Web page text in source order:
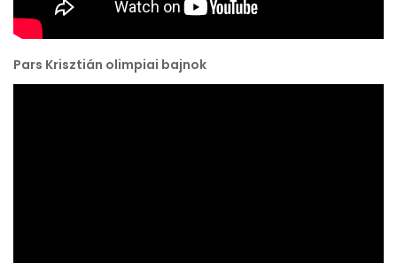
Pars Krisztián olimpiai bajnok